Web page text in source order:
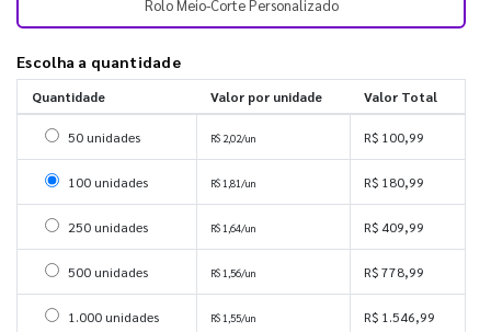
Rolo Meio-Corte Personalizado
Escolha a quantidade
Quantidade Valor por unidade Valor Total
Selecionar 50 unidades
50 unidades R$ 2,02/un R$ 100,99
Selecionar 100 unidades
100 unidades R$ 1,81/un R$ 180,99
Selecionar 250 unidades
250 unidades R$ 1,64/un R$ 409,99
Selecionar 500 unidades
500 unidades R$ 1,56/un R$ 778,99
Selecionar 1000 unidades
1.000 unidades R$ 1,55/un R$ 1.546,99